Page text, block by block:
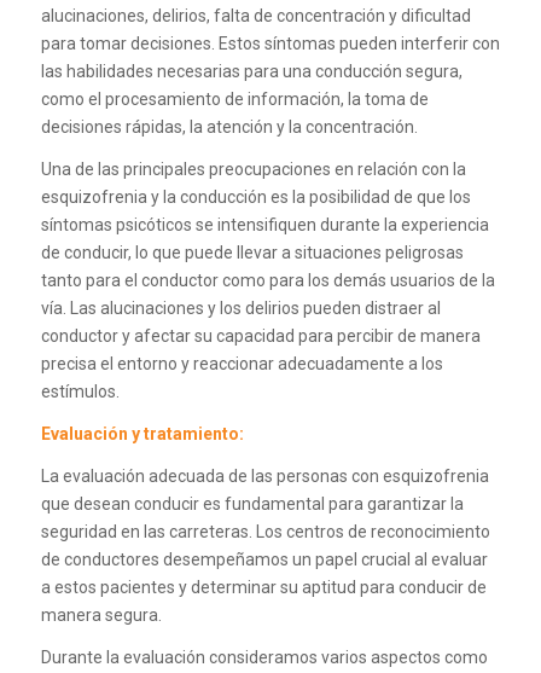
alucinaciones, delirios, falta de concentración y dificultad
para tomar decisiones. Estos síntomas pueden interferir con
las habilidades necesarias para una conducción segura,
como el procesamiento de información, la toma de
decisiones rápidas, la atención y la concentración.
Una de las principales preocupaciones en relación con la
esquizofrenia y la conducción es la posibilidad de que los
síntomas psicóticos se intensifiquen durante la experiencia
de conducir, lo que puede llevar a situaciones peligrosas
tanto para el conductor como para los demás usuarios de la
vía. Las alucinaciones y los delirios pueden distraer al
conductor y afectar su capacidad para percibir de manera
precisa el entorno y reaccionar adecuadamente a los
estímulos.
Evaluación y tratamiento:
La evaluación adecuada de las personas con esquizofrenia
que desean conducir es fundamental para garantizar la
seguridad en las carreteras. Los centros de reconocimiento
de conductores desempeñamos un papel crucial al evaluar
a estos pacientes y determinar su aptitud para conducir de
manera segura.
Durante la evaluación consideramos varios aspectos como